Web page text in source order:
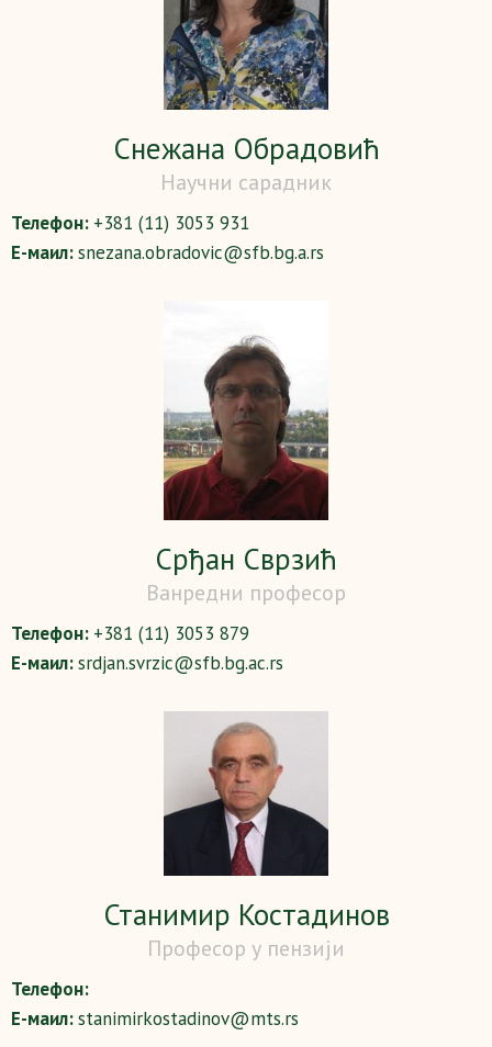
Снежана Обрадовић
Научни сарадник
Телефон: +381 (11) 3053 931
Е-маил:snezana.obradovic@sfb.bg.a.rs
Срђан Сврзић
Ванредни професор
Телефон: +381 (11) 3053 879
Е-маил:srdjan.svrzic@sfb.bg.ac.rs
Станимир Костадинов
Професор у пензији
Телефон:
Е-маил:stanimirkostadinov@mts.rs